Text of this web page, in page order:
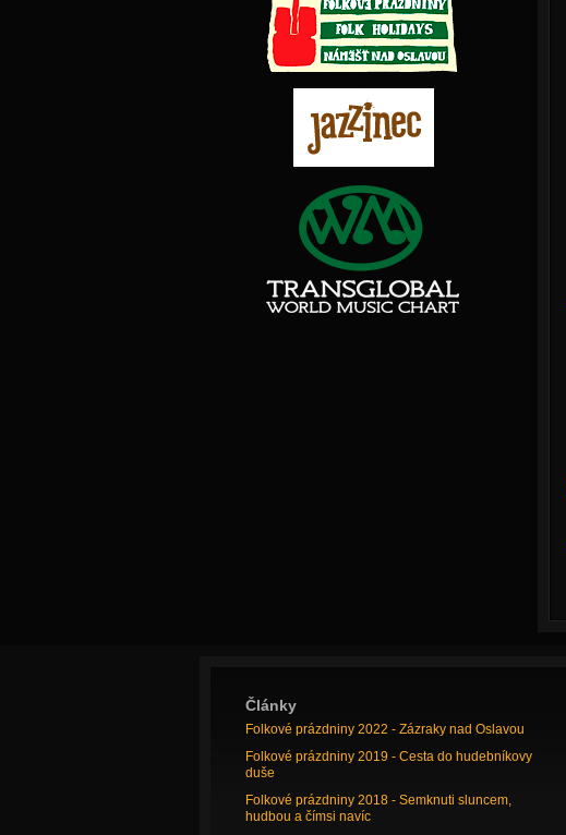
Články
Folkové prázdniny 2022 - Zázraky nad Oslavou
Folkové prázdniny 2019 - Cesta do hudebníkovy
duše
Folkové prázdniny 2018 - Semknuti sluncem,
hudbou a čímsi navíc